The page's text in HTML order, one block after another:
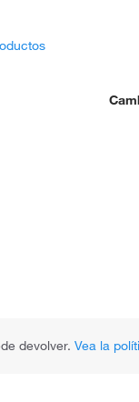
devolver. Vea la